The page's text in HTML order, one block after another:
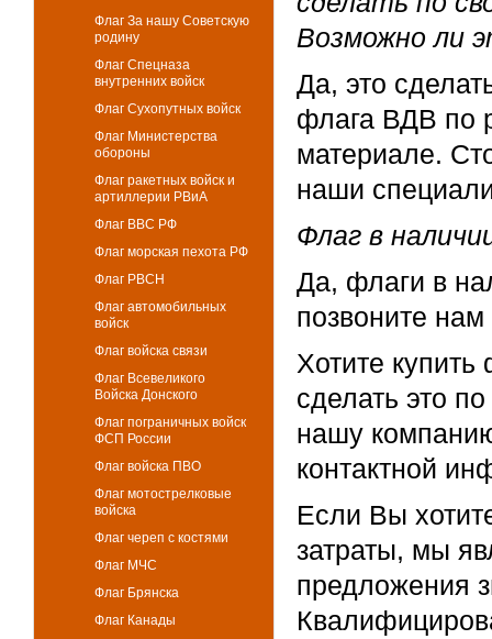
Флаг За нашу Советскую
родину
Флаг Спецназа
внутренних войск
Флаг Сухопутных войск
Флаг Министерства
обороны
Флаг ракетных войск и
артиллерии РВиА
Флаг ВВС РФ
Флаг морская пехота РФ
Флаг РВСН
Флаг автомобильных
войск
Флаг войска связи
Флаг Всевеликого
Войска Донского
Флаг пограничных войск
ФСП России
Флаг войска ПВО
Флаг мотострелковые
войска
Флаг череп с костями
Флаг МЧС
Флаг Брянска
Флаг Канады
Возможно ли
Да, это
флага ВДВ по
материале.
наши
Флаг в
Да, флаги в
позвоните
Хотите
сделать это
нашу
контактной
Если Вы
затраты, мы
предложения